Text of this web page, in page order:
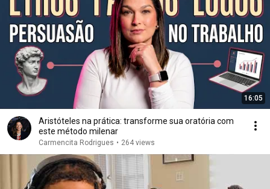
16:05
Aristóteles na prática: transforme sua oratória com
este método milenar
Carmencita Rodrigues • 264 views